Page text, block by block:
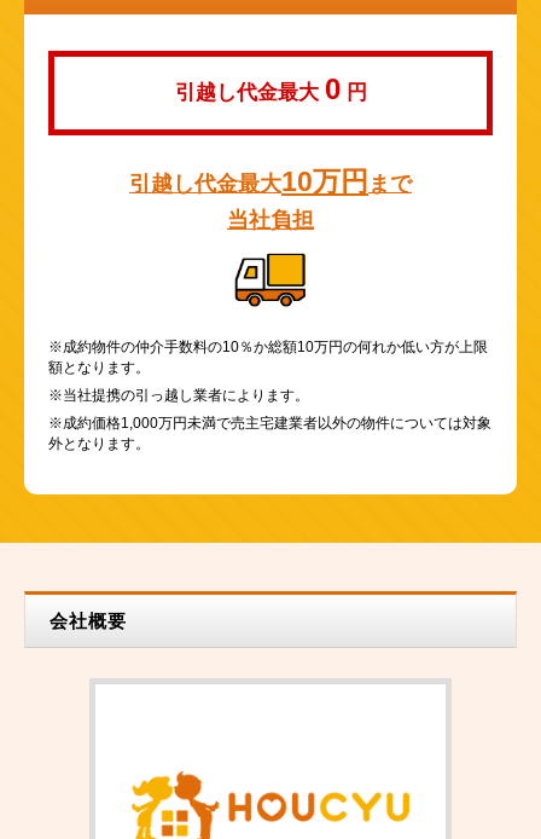
引越し代金最大 0 円
引越し代金最大10万円 まで
当社負担
※成約物件の仲介手数料の10％か総額10万円の何れか低い方が上限
額となります。
※当社提携の引っ越し業者によります。
※成約価格1,000万円未満で売主宅建業者以外の物件については対象
外となります。
会社概要